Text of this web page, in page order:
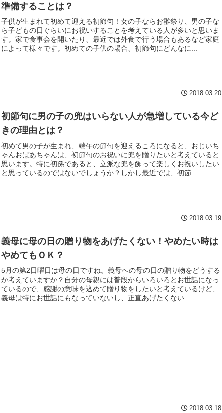
準備することは？
子供が生まれて初めて迎える初節句！女の子ならお雛祭り、男の子な
ら子どもの日ぐらいにお祝いすることを考えている人が多いと思いま
す。家で食事会を開いたり、最近では外食で行う場合もあるなど家庭
によって様々です。初めての子供の場合、初節句にどんなに...
2018.03.20
初節句に男の子の兜はいらない人が急増している今ど
きの理由とは？
初めて男の子が生まれ、端午の節句を迎えるころになると、おじいち
ゃんおばあちゃんは、初節句のお祝いに兜を贈りたいと考えていると
思います。特に初孫であると、立派な兜を飾って楽しくお祝いしたい
と思っているのではないでしょうか？しかし最近では、初節...
2018.03.19
義母に母の日の贈り物をあげたくない！やめたい時は
やめてもＯＫ？
5月の第2日曜日は母の日ですね。義母への母の日の贈り物をどうする
か考えていますか？自分の母親には普段からいろいろとお世話になっ
ているので、感謝の意味を込めて贈り物をしたいと考えているけど、
義母は特にお世話にもなっていないし、正直あげたくない...
2018.03.18